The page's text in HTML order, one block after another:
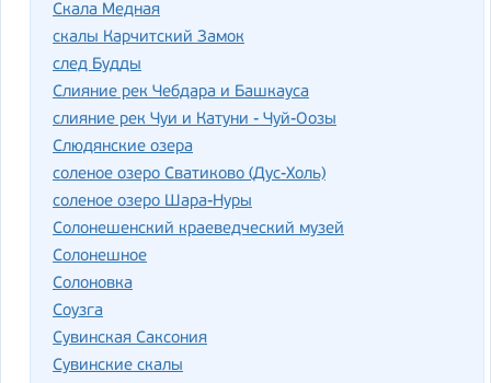
Скала Медная
скалы Карчитский Замок
след Будды
Слияние рек Чебдара и Башкауса
слияние рек Чуи и Катуни - Чуй-Оозы
Слюдянские озера
соленое озеро Сватиково (Дус-Холь)
соленое озеро Шара-Нуры
Солонешенский краеведческий музей
Солонешное
Солоновка
Соузга
Сувинская Саксония
Сувинские скалы